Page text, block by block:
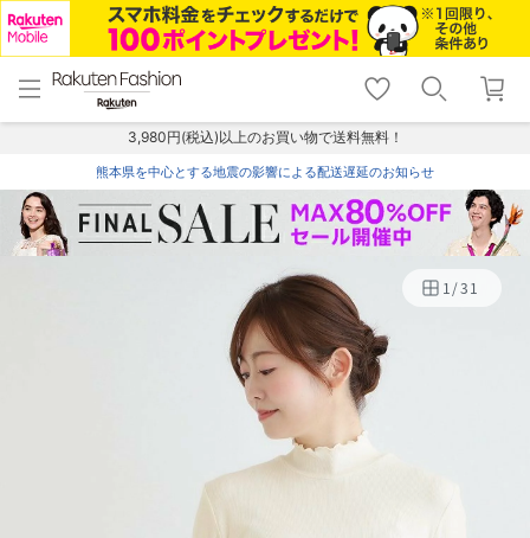
menu home
トップ
shopping_cart lock_outline
ログイン
3,980円(税込)以上のお買い物で送料無料！
熊本県を中心とする地震の影響による配送遅延のお知らせ
1/31